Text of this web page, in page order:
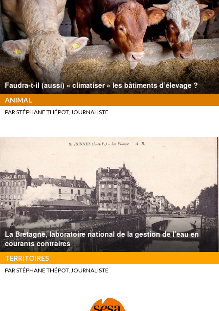
Faudra-t-il (aussi) « climatiser » les bâtiments d’élevage ?
ANIMAL
PAR STÉPHANE THÉPOT, JOURNALISTE
La Bretagne, laboratoire national de la gestion de l’eau en
courants contraires
TERRITOIRES
PAR STÉPHANE THÉPOT, JOURNALISTE